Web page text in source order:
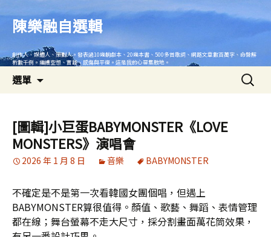
內
陳樂融自選輯
創作人、媒體人、策劃人。發表過10幾齣劇本、20幾本書、500多首歌詞、網路文章數百萬字、命盤解
析數千例。繼續空想、實踐、感傷與平復。這是我的心靈集散地。
選單
搜
尋
[圖輯]小巨蛋BABYMONSTER《LOVE
MONSTERS》演唱會
2026 年 1 月 8 日 音樂 BABYMONSTER
不確定是不是第一次看韓國女團個唱，但遇上
BABYMONSTER算很值得。顏值、歌藝、舞蹈、表情管理
都在線；舞台螢幕不走大尺寸，採分割畫面萬花筒效果，